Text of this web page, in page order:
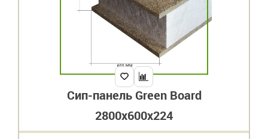
Сип-панель Green Board
2800x600x224